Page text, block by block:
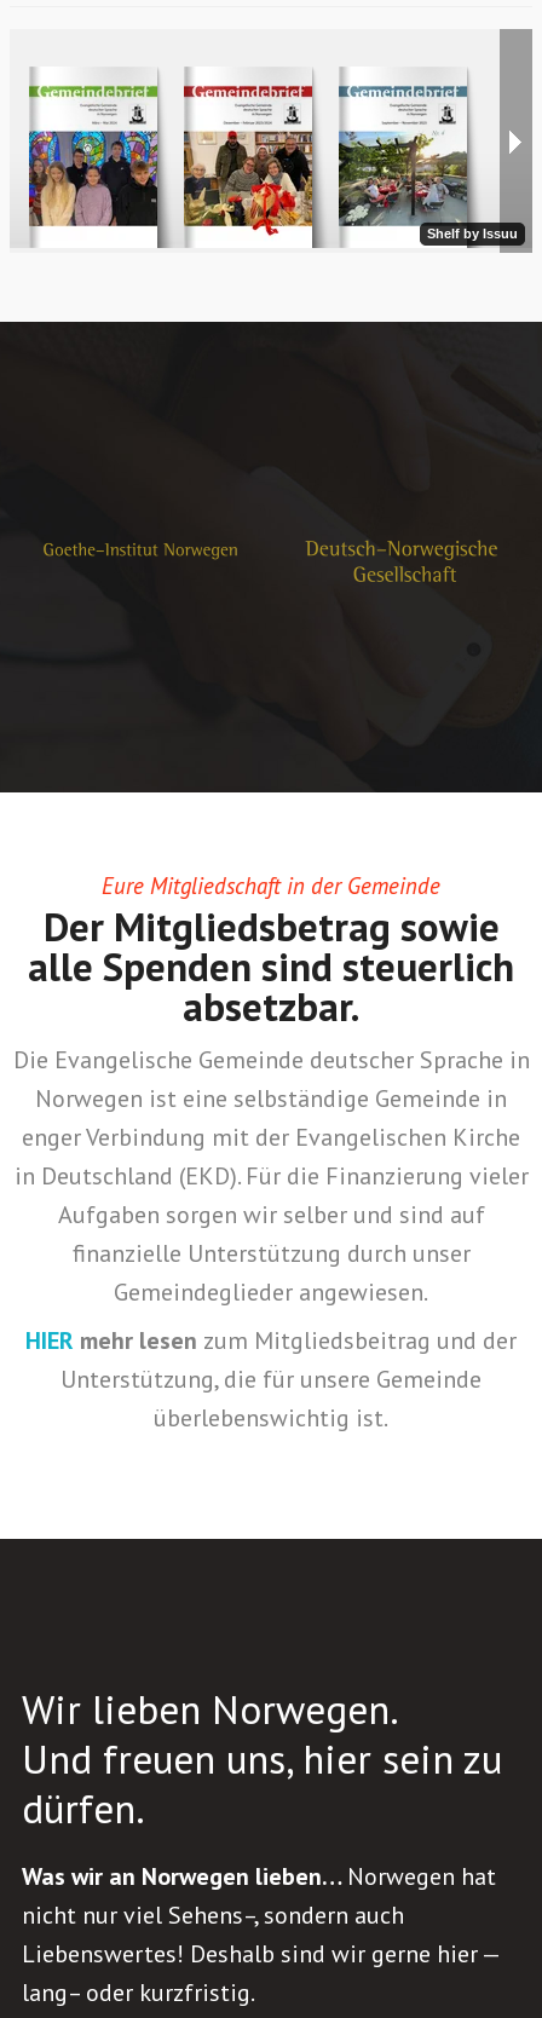
Eure Mitgliedschaft in der Gemeinde
Der Mitgliedsbetrag sowie
alle Spenden sind steuerlich
absetzbar.
Die Evangelische Gemeinde deutscher Sprache in
Norwegen ist eine selbständige Gemeinde in
enger Verbindung mit der Evangelischen Kirche
in Deutschland (EKD). Für die Finanzierung vieler
Aufgaben sorgen wir selber und sind auf
finanzielle Unterstützung durch unser
Gemeindeglieder angewiesen.
HIER mehr lesen zum Mitgliedsbeitrag und der
Unterstützung, die für unsere Gemeinde
überlebenswichtig ist.
Wir lieben Norwegen.
Und freuen uns, hier sein zu
dürfen.
Was wir an Norwegen lieben… Norwegen hat
nicht nur viel Sehens–, sondern auch
Liebenswertes! Deshalb sind wir gerne hier —
lang– oder kurzfristig.